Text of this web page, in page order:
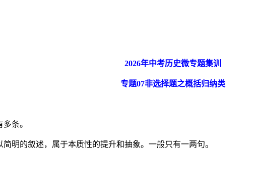
2026年中考历史微专题集训
专题07非选择题之概括归纳类
条。
明的叙述，属于本质性的提升和抽象。一般只有一两句。